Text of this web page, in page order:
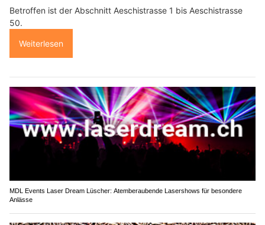
Betroffen ist der Abschnitt Aeschistrasse 1 bis Aeschistrasse
50.
Weiterlesen
MDL Events Laser Dream Lüscher: Atemberaubende Lasershows für besondere
Anlässe